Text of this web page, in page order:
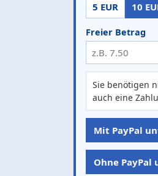
5 EUR 10
Freier Betrag
Sie benötigen
auch eine
Mit PayPal
Ohne